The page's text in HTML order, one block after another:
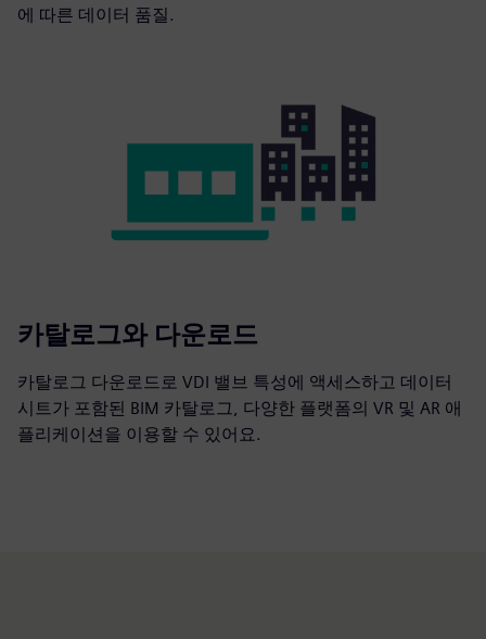
에 따른 데이터 품질.
카탈로그와 다운로드
카탈로그 다운로드로 VDI 밸브 특성에 액세스하고 데이터
시트가 포함된 BIM 카탈로그, 다양한 플랫폼의 VR 및 AR 애
플리케이션을 이용할 수 있어요.